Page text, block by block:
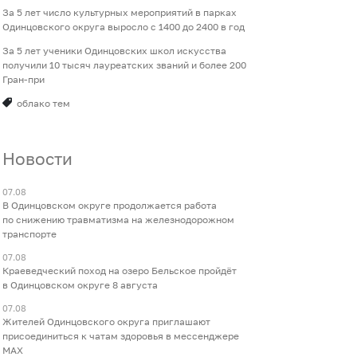
За 5 лет число культурных мероприятий в парках
Одинцовского округа выросло с 1400 до 2400 в год
За 5 лет ученики Одинцовских школ искусства
получили 10 тысяч лауреатских званий и более 200
Гран-при
облако тем
Новости
07.08
В Одинцовском округе продолжается работа
по снижению травматизма на железнодорожном
транспорте
07.08
Краеведческий поход на озеро Бельское пройдёт
в Одинцовском округе 8 августа
07.08
Жителей Одинцовского округа приглашают
присоединиться к чатам здоровья в мессенджере
МАХ